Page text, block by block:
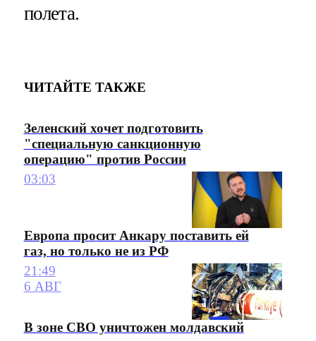
полета.
ЧИТАЙТЕ ТАКЖЕ
Зеленский хочет подготовить
"специальную санкционную
операцию" против России
03:03
Европа просит Анкару поставить ей
газ, но только не из РФ
21:49
6 АВГ
В зоне СВО уничтожен молдавский